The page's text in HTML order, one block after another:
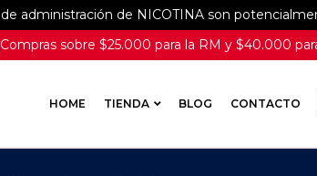
administración de NICOTINA son
sobre $25.000 para la RM y $40.000
HOME TIENDA BLOG CONTACTO